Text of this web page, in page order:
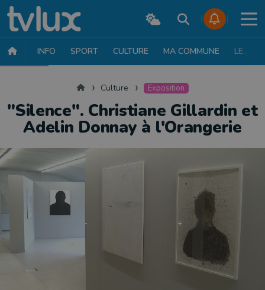
INFO SPORT CULTURE MA COMMUNE LE JT
AccueilCulture Exposition
"Silence". Christiane Gillardin et
Adelin Donnay à l'Orangerie